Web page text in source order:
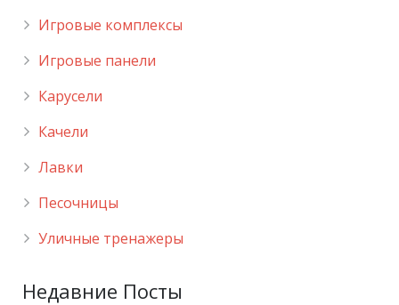
Игровые комплексы
Игровые панели
Карусели
Качели
Лавки
Песочницы
Уличные тренажеры
Недавние Посты